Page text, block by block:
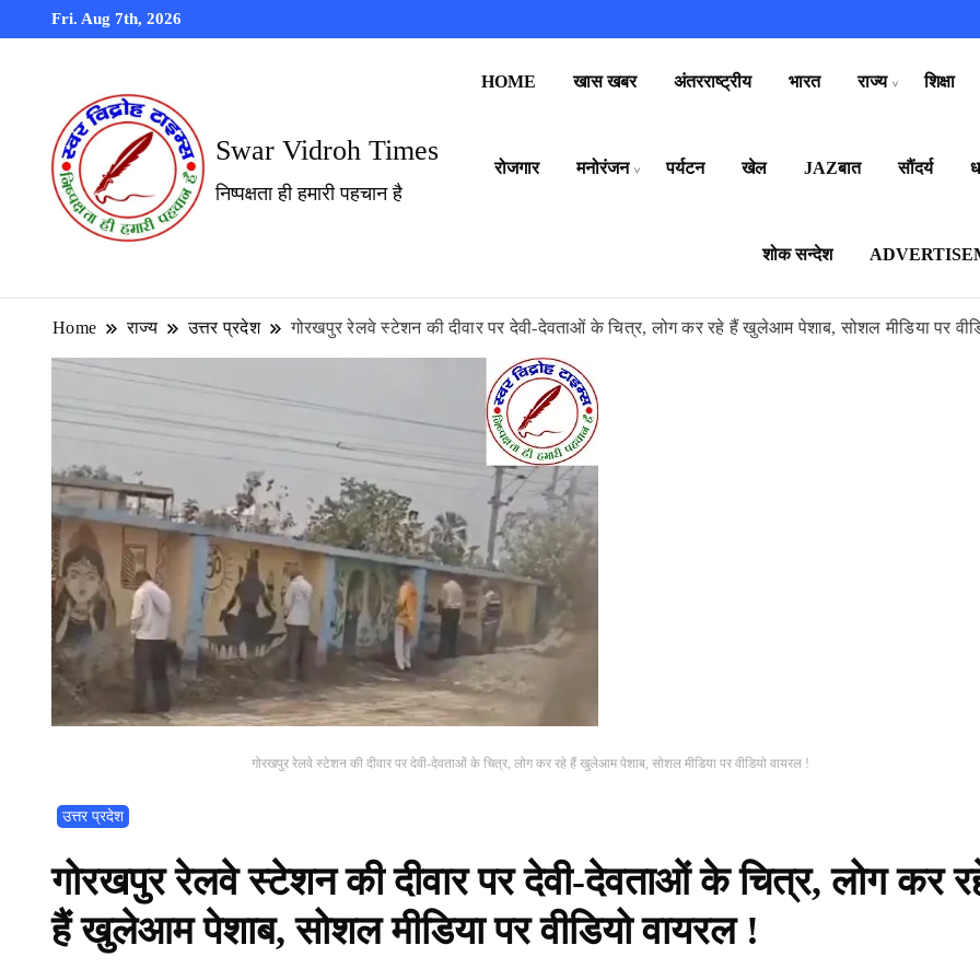
Fri. Aug 7th, 2026
Swar Vidroh Times
निष्पक्षता ही हमारी पहचान है
HOME खास खबर अंतरराष्ट्रीय भारत राज्य शिक्षा
रोजगार मनोरंजन पर्यटन खेल JAZबात सौंदर्य
शोक सन्देश
Home राज्य उत्तर प्रदेश गोरखपुर रेलवे स्टेशन की दीवार पर देवी-देवताओं के चित्र, लोग कर रहे हैं खुलेआम पेशाब, सोशल मीडिया पर
गोरखपुर रेलवे स्टेशन की दीवार पर देवी-देवताओं के चित्र, लोग कर रहे हैं खुलेआम पेशाब, सोशल मीडिया पर वीडियो वायरल !
उत्तर प्रदेश
गोरखपुर रेलवे स्टेशन की दीवार पर देवी-देवताओं के चित्र, लोग कर
हैं खुलेआम पेशाब, सोशल मीडिया पर वीडियो वायरल !